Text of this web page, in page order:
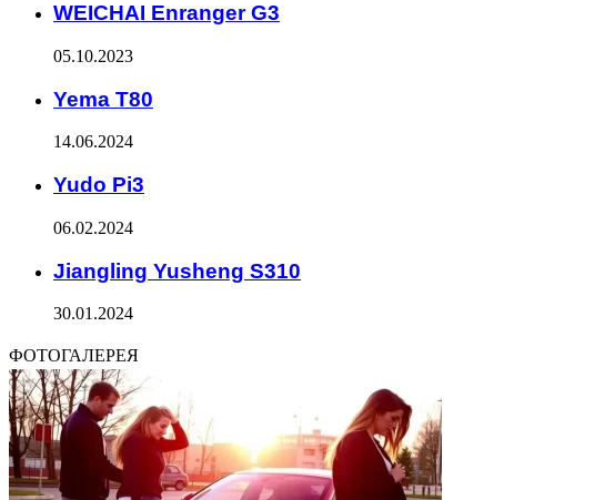
WEICHAI Enranger G3
05.10.2023
Yema T80
14.06.2024
Yudo Pi3
06.02.2024
Jiangling Yusheng S310
30.01.2024
ФОТОГАЛЕРЕЯ